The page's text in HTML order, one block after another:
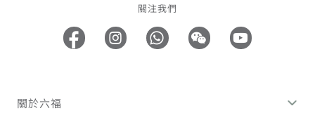
關注我們
關於六福